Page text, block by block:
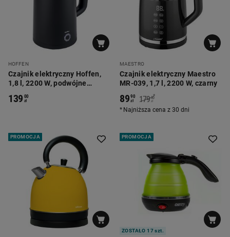
HOFFEN
Czajnik elektryczny Hoffen,
1,8 l, 2200 W, podwójne
139 00
zł
MAESTRO
Czajnik elektryczny Maestro
MR-039, 1,7 l, 2200 W, czarny
8990
zł 179 00
zł
*
Najniższa cena z 30 dni
PROMOCJA PROMOCJA
ZOSTAŁO 17 szt.